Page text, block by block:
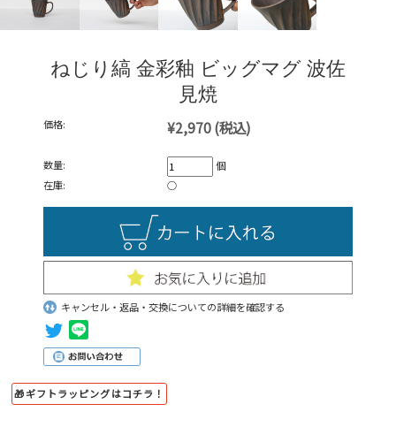
ねじり縞 金彩釉 ビッグマグ 波佐
見焼
価格: ¥2,970(税込)
数量:
個
在庫:
○
キャンセル・返品・交換についての詳細を確認する
🎁ギフトラッピングはコチラ！